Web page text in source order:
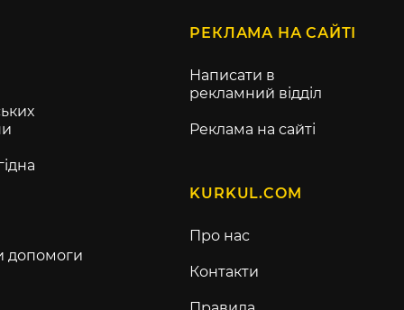
допомоги
РЕКЛАМА НА САЙТІ
Написати в
рекламний відділ
Реклама на сайті
KURKUL.COM
Про нас
Контакти